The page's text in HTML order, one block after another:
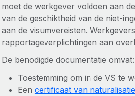
moet de werkgever voldoen aan
van de geschiktheid van de niet-
aan de visumvereisten.
rapportageverplichtingen aan
De benodigde documentatie omvat:
Toestemming om in de VS te
Een certificaat van naturalisatie